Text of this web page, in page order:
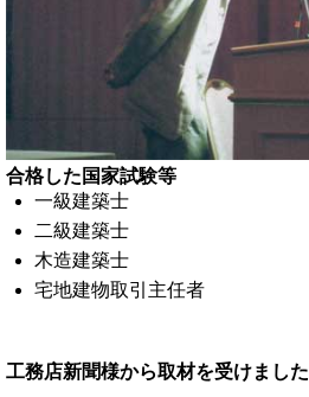
合格した国家試験等
一級建築士
二級建築士
木造建築士
宅地建物取引主任者
工務店新聞様から取材を受けました